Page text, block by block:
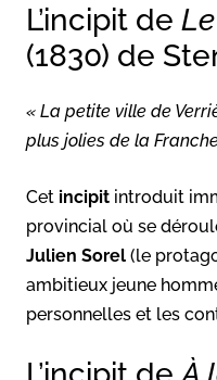
L’incipit de
(1830) de
« La petite ville de
plus jolies de la
Cet incipit introduit
provincial où se
Julien Sorel (le
ambitieux jeune
personnelles et les